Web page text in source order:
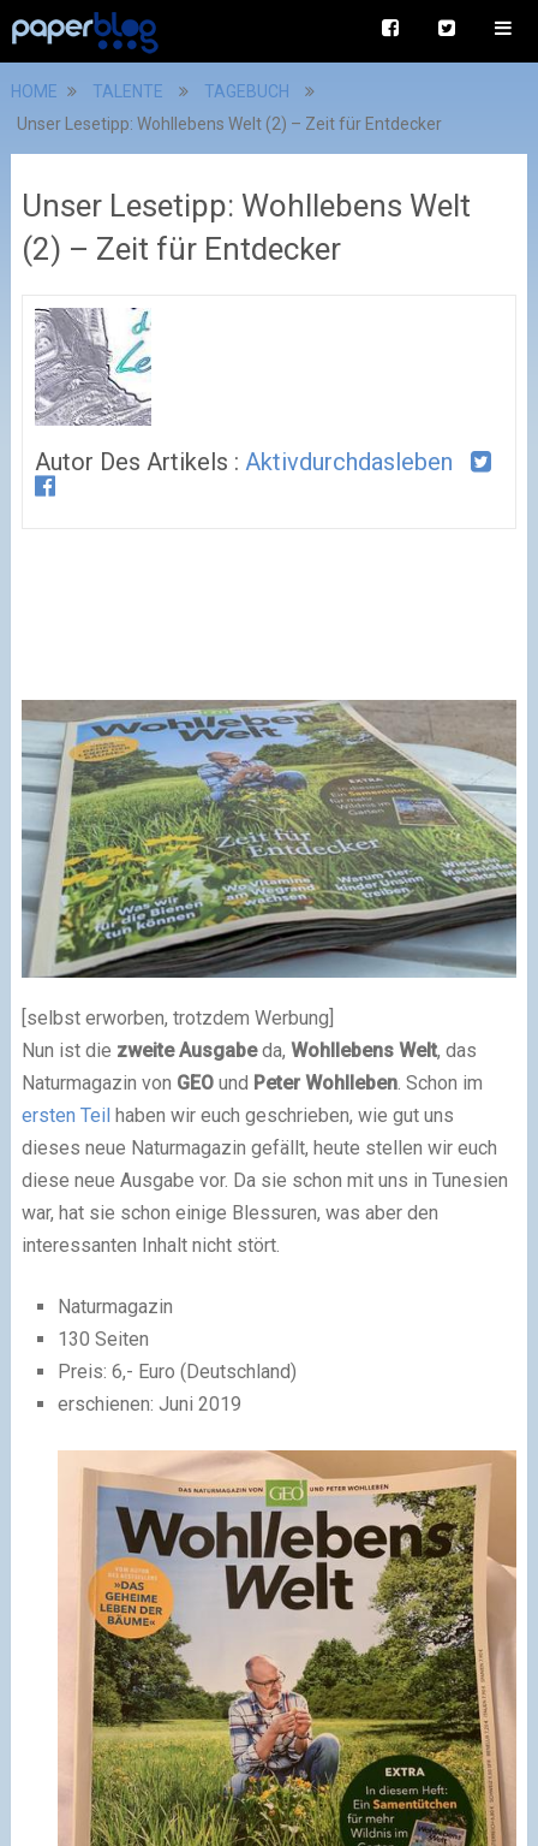
HOME TALENTE
TAGEBUCH
Unser Lesetipp: Wohllebens Welt (2) – Zeit für Entdecker
Unser Lesetipp: Wohllebens Welt
(2) – Zeit für Entdecker
Autor Des Artikels : Aktivdurchdasleben
[selbst erworben, trotzdem Werbung]
Nun ist die zweite Ausgabeda, Wohllebens Welt, das
Naturmagazin von GEO und Peter Wohlleben. Schon im
ersten Teilhaben wir euch geschrieben, wie gut uns
dieses neue Naturmagazin gefällt, heute stellen wir euch
diese neue Ausgabe vor. Da sie schon mit uns in Tunesien
war, hat sie schon einige Blessuren, was aber den
interessanten Inhalt nicht stört.
Naturmagazin
130 Seiten
Preis: 6,- Euro (Deutschland)
erschienen: Juni 2019